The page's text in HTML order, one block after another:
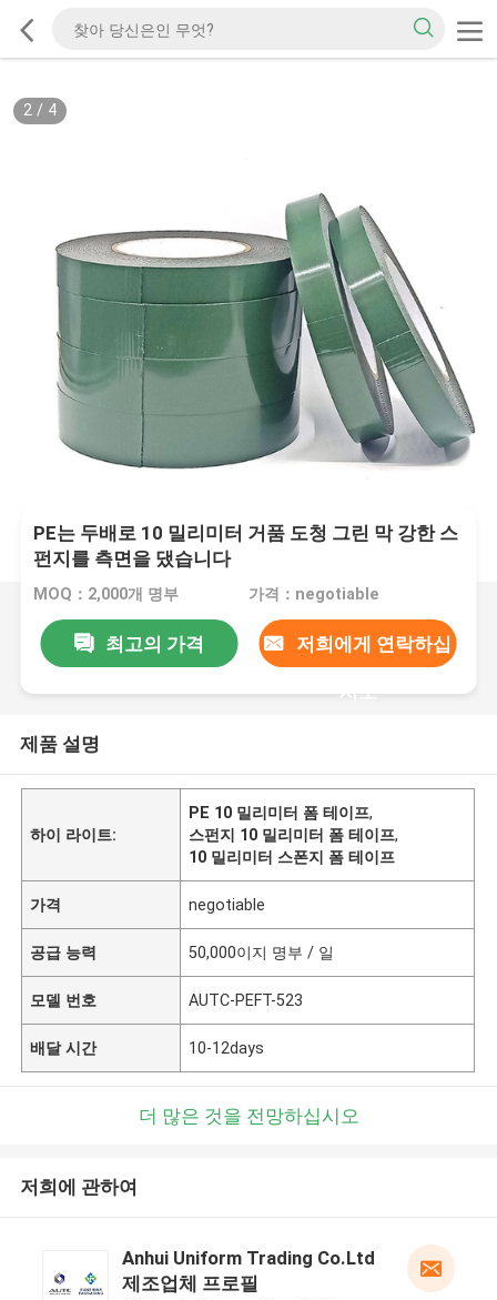
2/ 4
PE는 두배로 10 밀리미터 거품 도청 그린 막 강한 스
펀지를 측면을 댔습니다
MOQ：2,000개 명부 가격：negotiable
최고의 가격 저희에게 연락하십
시오
제품 설명
하이 라이트:
PE 10 밀리미터 폼 테이프,
스펀지 10 밀리미터 폼 테이프,
10 밀리미터 스폰지 폼 테이프
가격 negotiable
공급 능력 50,000이지 명부 / 일
모델 번호 AUTC-PEFT-523
배달 시간 10-12days
더 많은 것을 전망하십시오
저희에 관하여
Anhui Uniform Trading Co.Ltd
제조업체 프로필